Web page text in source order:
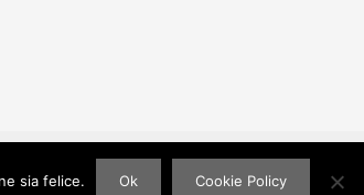
sia felice. Ok Cookie Policy